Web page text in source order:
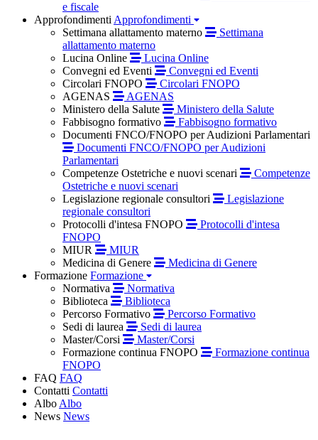
e fiscale
Approfondimenti Approfondimenti
Settimana allattamento materno
Settimana
allattamento materno
Lucina Online
Lucina Online
Convegni ed Eventi
Convegni ed Eventi
Circolari FNOPO
Circolari FNOPO
AGENAS
AGENAS
Ministero della Salute
Ministero della Salute
Fabbisogno formativo
Fabbisogno formativo
Documenti FNCO/FNOPO per Audizioni Parlamentari
Documenti FNCO/FNOPO per Audizioni
Parlamentari
Competenze Ostetriche e nuovi scenari
Competenze
Ostetriche e nuovi scenari
Legislazione regionale consultori
Legislazione
regionale consultori
Protocolli d'intesa FNOPO
Protocolli d'intesa
FNOPO
MIUR
MIUR
Medicina di Genere
Medicina di Genere
Formazione Formazione
Normativa
Normativa
Biblioteca
Biblioteca
Percorso Formativo
Percorso Formativo
Sedi di laurea
Sedi di laurea
Master/Corsi
Master/Corsi
Formazione continua FNOPO
Formazione continua
FNOPO
FAQ FAQ
Contatti Contatti
Albo Albo
News News